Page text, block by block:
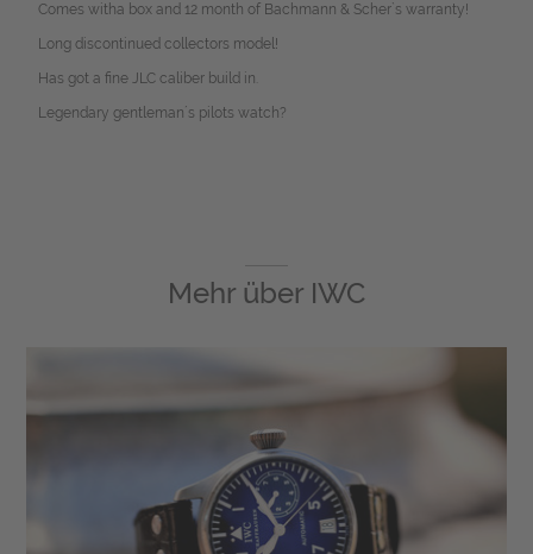
Comes witha box and 12 month of Bachmann & Scher`s warranty!
Long discontinued collectors model!
Has got a fine JLC caliber build in.
Legendary gentleman´s pilots watch?
Mehr über IWC